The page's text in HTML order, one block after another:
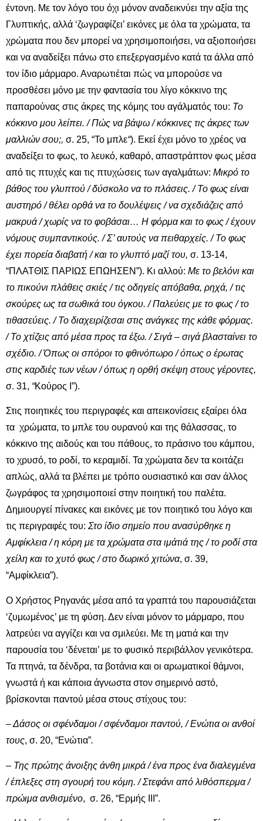
έντονη. Με τον λόγο του όχι μόνον αναδεικνύει την αξία της
Γλυπτικής, αλλά ‘ζωγραφίζει’ εικόνες με όλα τα χρώματα, τα
χρώματα που δεν μπορεί να χρησιμοποιήσει, να αξιοποιήσει
και να αναδείξει πάνω στο επεξεργασμένο κατά τα άλλα από
τον ίδιο μάρμαρο. Αναρωτιέται πώς να μπορούσε να
προσθέσει μόνο με την φαντασία του λίγο κόκκινο της
παπαρούνας στις άκρες της κόμης του αγάλματός του: Το
κόκκινο μου λείπει. / Πώς να βάψω / κόκκινες τις άκρες των
μαλλιών σου;, σ. 25, “Το μπλε“). Εκεί έχει μόνο το χρέος να
αναδείξει το φως, το λευκό, καθαρό, απαστράπτον φως μέσα
από τις πτυχές και τις πτυχώσεις των αγαλμάτων: Μικρό το
βάθος του γλυπτού / δύσκολο να το πλάσεις. / Το φως είναι
αυστηρό / θέλει ορθά να το δουλέψεις / να σχεδιάζεις από
μακρυά / χωρίς να το φοβάσαι… Η φόρμα και το φως / έχουν
νόμους συμπαντικούς. / Σ’ αυτούς να πειθαρχείς. / Το φως
έχει πορεία διαβατή / και το γλυπτό μαζί του, σ. 13-14,
“ΠΛΑΤΘΙΣ ΠΑΡΙΩΣ ΕΠΩΗΣΕΝ”). Κι αλλού: Με το βελόνι και
το πικούνι πλάθεις σκιές / τις οδηγείς απόβαθα, ρηχά, / τις
σκούρες ως τα σωθικά του όγκου. / Παλεύεις με το φως / το
τιθασεύεις. / Το διαχειρίζεσαι στις ανάγκες της κάθε φόρμας.
/ Το χτίζεις από μέσα προς τα έξω. / Σιγά – σιγά βλασταίνει το
σχέδιο. / Όπως οι σπόροι το φθινόπωρο / όπως ο έρωτας
στις καρδιές των νέων / όπως η ορθή σκέψη στους γέροντες,
σ. 31, “Κούρος Ι”).
Στις ποιητικές του περιγραφές και απεικονίσεις εξαίρει όλα
τα χρώματα, το μπλε του ουρανού και της θάλασσας, το
κόκκινο της αιδούς και του πάθους, το πράσινο του κάμπου,
το χρυσό, το ροδί, το κεραμιδί. Τα χρώματα δεν τα κοιτάζει
απλώς, αλλά τα βλέπει με τρόπο ουσιαστικό και σαν άλλος
ζωγράφος τα χρησιμοποιεί στην ποιητική του παλέτα.
Δημιουργεί πίνακες και εικόνες με τον ποιητικό του λόγο και
τις περιγραφές του: Στο ίδιο σημείο που ανασύρθηκε η
Αμφίκλεια / η κόρη με τα χρώματα στα ιμάτιά της / το ροδί στα
χείλη και το χυτό φως / στο δωρικό χιτώνα, σ. 39,
“Αμφίκλεια”).
Ο Χρήστος Ρηγανάς μέσα από τα γραπτά του παρουσιάζεται
‘ζυμωμένος’ με τη φύση. Δεν είναι μόνον το μάρμαρο, που
λατρεύει να αγγίζει και να σμιλεύει. Με τη ματιά και την
παρουσία του ‘δένεται’ με το φυσικό περιβάλλον γενικότερα.
Τα πτηνά, τα δένδρα, τα βοτάνια και οι αρωματικοί θάμνοι,
γνωστά ή και κάποια άγνωστα στον σημερινό αστό,
βρίσκονται παντού μέσα στους στίχους του:
–Δάσος οι σφένδαμοι / σφένδαμοι παντού, / Ενώτια οι ανθοί
τους, σ. 20, “Ενώτια”.
– Της πρώτης άνοιξης άνθη μικρά / ένα προς ένα διαλεγμένα
/ έπλεξες στη σγουρή του κόμη. / Στεφάνι από λιθόσπερμα /
πρώιμα ανθισμένο, σ. 26, “Ερμής ΙΙΙ”.